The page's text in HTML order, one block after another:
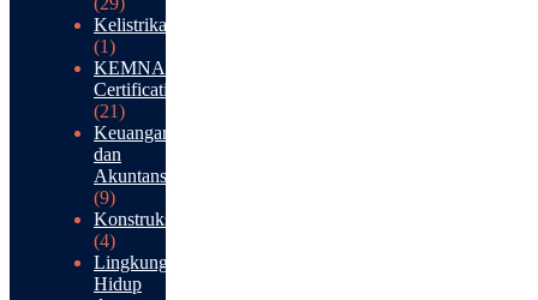
Kelistrikan
(1)
KEMNAKER
Certification
(21)
Keuangan
dan
Akuntansi
(9)
Konstruksi
(4)
Lingkungan
Hidup